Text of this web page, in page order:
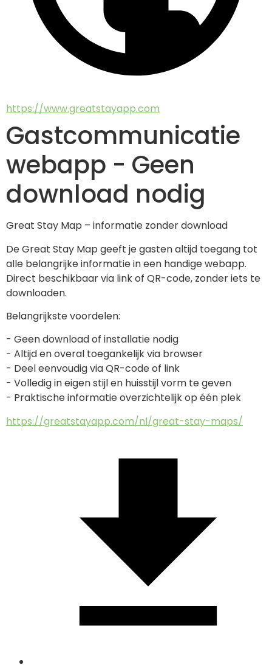
https://www.greatstayapp.com
Gastcommunicatie
webapp - Geen
download nodig
Great Stay Map – informatie zonder download
De Great Stay Map geeft je gasten altijd toegang tot
alle belangrijke informatie in een handige webapp.
Direct beschikbaar via link of QR-code, zonder iets te
downloaden.
Belangrijkste voordelen:
- Geen download of installatie nodig
- Altijd en overal toegankelijk via browser
- Deel eenvoudig via QR-code of link
- Volledig in eigen stijl en huisstijl vorm te geven
- Praktische informatie overzichtelijk op één plek
https://greatstayapp.com/nl/great-stay-maps/